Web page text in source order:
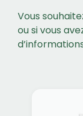
Vous
ou si vous